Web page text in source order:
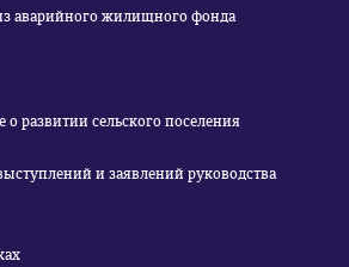
аварийного жилищного фонда
о развитии сельского поселения
и заявлений руководства